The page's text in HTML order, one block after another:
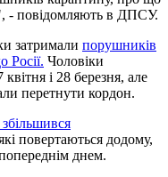
- повідомляють в ДПСУ.
затримали порушників
Росії. Чоловіки
і 28 березня, але
перетнути кордон.
повертаються додому,
днем.